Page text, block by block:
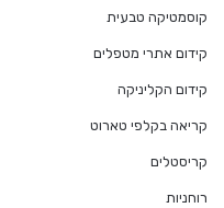
קוסמטיקה טבעית
קידום אתרי מטפלים
קידום הקליניקה
קריאה בקלפי טארוט
קריסטלים
רוחניות